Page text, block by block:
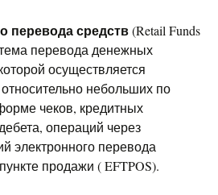
перевода средств(Retail Funds
перевода денежных
осуществляется
небольших по
чеков, кредитных
операций через
электронного перевода
продажи ( EFTPOS).